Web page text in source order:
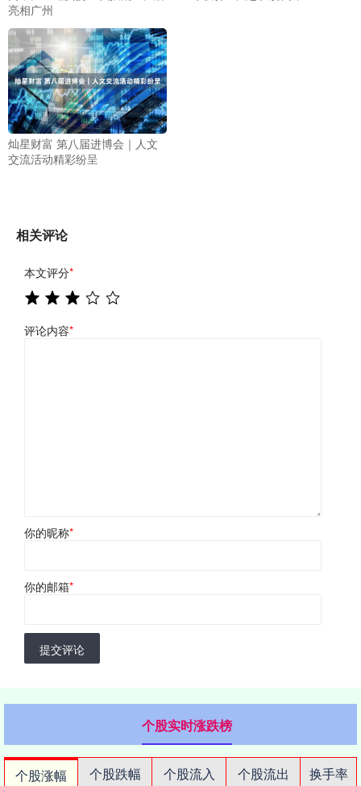
亮相广州
灿星财富 第八届进博会｜人文
交流活动精彩纷呈
相关评论
本文评分*
评论内容*
你的昵称*
你的邮箱*
提交评论
个股实时涨跌榜
个股涨幅 个股跌幅 个股流入 个股流出
换手率